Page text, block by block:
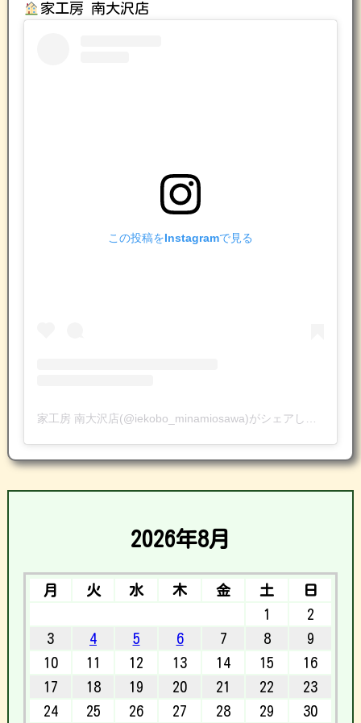
家工房 南大沢店
この投稿をInstagramで見る
2026年8月
月 火 水 木 金 土
日
1
2
3
4 5 6 7 8
9
10
11 12 13 14 15
16
17
18 19 20 21 22
23
24
25 26 27 28 29
30